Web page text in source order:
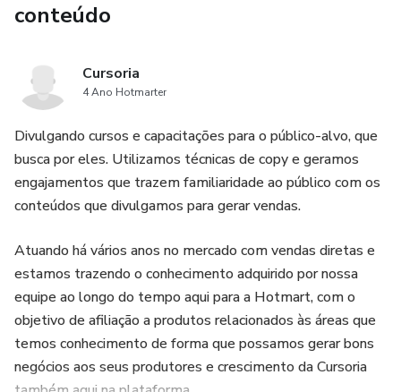
conteúdo
Cursoria
4 Ano Hotmarter
Divulgando cursos e capacitações para o público-alvo, que
busca por eles. Utilizamos técnicas de copy e geramos
engajamentos que trazem familiaridade ao público com os
conteúdos que divulgamos para gerar vendas.
Atuando há vários anos no mercado com vendas diretas e
estamos trazendo o conhecimento adquirido por nossa
equipe ao longo do tempo aqui para a Hotmart, com o
objetivo de afiliação a produtos relacionados às áreas que
temos conhecimento de forma que possamos gerar bons
negócios aos seus produtores e crescimento da Cursoria